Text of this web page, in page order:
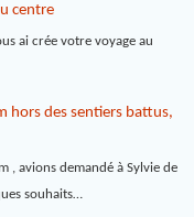
centre
ai crée votre voyage au
hors des sentiers battus,
, avions demandé à Sylvie de
souhaits…